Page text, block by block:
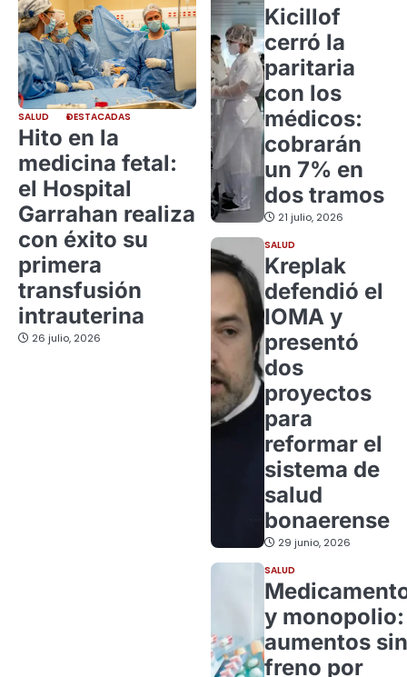
SALUD DESTACADAS
Hito en la
medicina fetal:
el Hospital
Garrahan realiza
con éxito su
primera
transfusión
intrauterina
26 julio, 2026
Kicillof
cerró la
paritaria
con los
médicos:
cobrarán
un 7% en
dos tramos
21 julio, 2026
SALUD
Kreplak
defendió el
IOMA y
presentó
dos
proyectos
para
reformar el
sistema de
salud
bonaerense
29 junio, 2026
SALUD
y monopolio:
aumentos sin
freno por